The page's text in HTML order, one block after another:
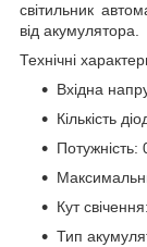
світильник
від акумулятора.
Технічні
Вхідна
Кількість
Потужність:
Кут
Тип